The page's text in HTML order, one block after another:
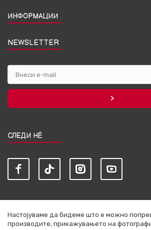
ИНФОРМАЦИИ
NEWSLETTER
СЛЕДИ НЀ
Настојуваме да бидеме што е можно
производите, прикажувањето на